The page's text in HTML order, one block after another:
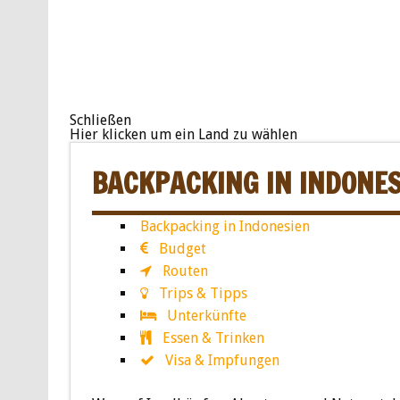
Schließen
Hier klicken um ein Land zu wählen
BACKPACKING IN
Backpacking in Indonesien
Budget
Routen
Trips & Tipps
Unterkünfte
Essen & Trinken
Visa & Impfungen